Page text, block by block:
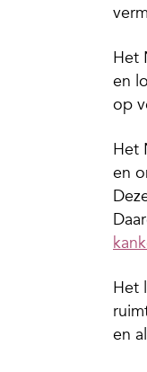
Het
en
op
Het
en
Het
en